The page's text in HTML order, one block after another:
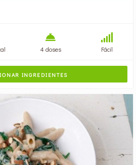
4 doses Fácil
INGREDIENTES